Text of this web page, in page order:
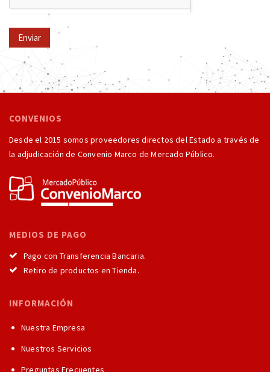
Enviar
CONVENIOS
Desde el 2015 somos proveedores directos del Estado a través de
la adjudicación de Convenio Marco de Mercado Público.
MEDIOS DE PAGO
Pago con Transferencia Bancaria.
Retiro de productos en Tienda.
INFORMACIÓN
Nuestra Empresa
Nuestros Servicios
Preguntas Frecuentes